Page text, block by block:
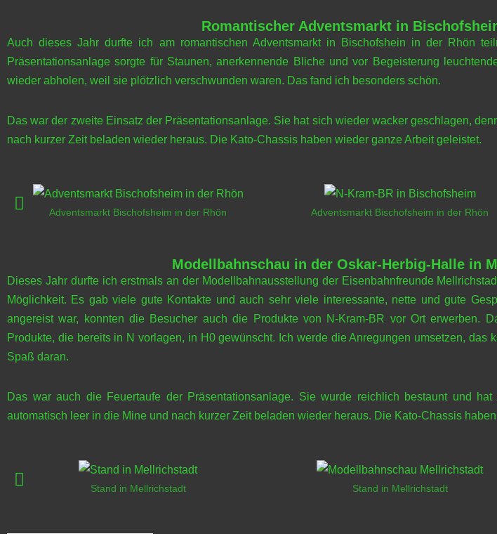
Romantischer Adventsmarkt in
Auch dieses Jahr durfte ich am romantischen Adventsmarkt in Bischofshein in der Rhön
Präsentationsanlage sorgte für Staunen, anerkennende Bliche und vor Begeisterung
wieder abholen, weil sie plötzlich verschwunden waren. Das fand ich besonders schön.
Das war der zweite Einsatz der Präsentationsanlage. Sie hat sich wieder wacker geschlagen,
nach kurzer Zeit beladen wieder heraus. Die Kato-Chassis haben wieder ganze Arbeit geleistet.
Adventsmarkt Bischofsheim in der Rhön Adventsmarkt Bischofsheim in der Rhön
Modellbahnschau in der Oskar-Herbig-Halle in
Dieses Jahr durfte ich erstmals an der Modellbahnausstellung der Eisenbahnfreunde
Möglichkeit. Es gab viele gute Kontakte und auch sehr viele interessante, nette und gute
angereist war, konnten die Besucher auch die Produkte von N-Kram-BR vor Ort erwerben.
Produkte, die bereits in N vorlagen, in H0 gewünscht. Ich werde die Anregungen umsetzen, das
Spaß daran.
Das war auch die Feuertaufe der Präsentationsanlage. Sie wurde reichlich bestaunt und
automatisch leer in die Mine und nach kurzer Zeit beladen wieder heraus. Die Kato-Chassis
Stand in Mellrichstadt Stand in Mellrichstadt